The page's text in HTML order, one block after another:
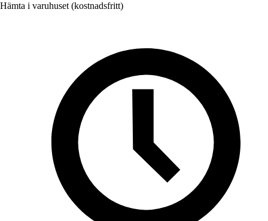
Hämta i varuhuset (kostnadsfritt)